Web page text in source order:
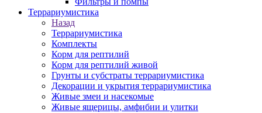
Террариумистика
Назад
Террариумистика
Комплекты
Корм для рептилий
Корм для рептилий живой
Грунты и субстраты террариумистика
Декорации и укрытия террариумистика
Живые змеи и насекомые
Живые ящерицы, амфибии и улитки